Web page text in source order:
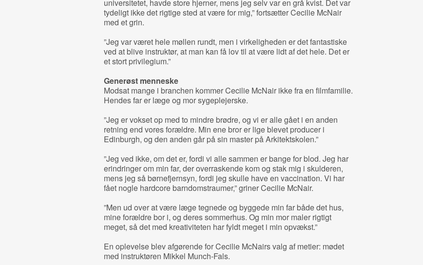
universitetet, havde store hjerner, mens jeg selv var en grå kvist. Det var
tydeligt ikke det rigtige sted at være for mig,” fortsætter Cecilie McNair
med et grin.
”Jeg var været hele møllen rundt, men i virkeligheden er det fantastiske
ved at blive instruktør, at man kan få lov til at være lidt af det hele. Det er
et stort privilegium.”
Generøst menneske
Modsat mange i branchen kommer Cecilie McNair ikke fra en filmfamilie.
Hendes far er læge og mor sygeplejerske.
”Jeg er vokset op med to mindre brødre, og vi er alle gået i en anden
retning end vores forældre. Min ene bror er lige blevet producer i
Edinburgh, og den anden går på sin master på Arkitektskolen.”
”Jeg ved ikke, om det er, fordi vi alle sammen er bange for blod. Jeg har
erindringer om min far, der overraskende kom og stak mig i skulderen,
mens jeg så børnefjernsyn, fordi jeg skulle have en vaccination. Vi har
fået nogle hardcore barndomstraumer,” griner Cecilie McNair.
”Men ud over at være læge tegnede og byggede min far både det hus,
mine forældre bor i, og deres sommerhus. Og min mor maler rigtigt
meget, så det med kreativiteten har fyldt meget i min opvækst.”
En oplevelse blev afgørende for Cecilie McNairs valg af metier: mødet
med instruktøren Mikkel Munch-Fals.